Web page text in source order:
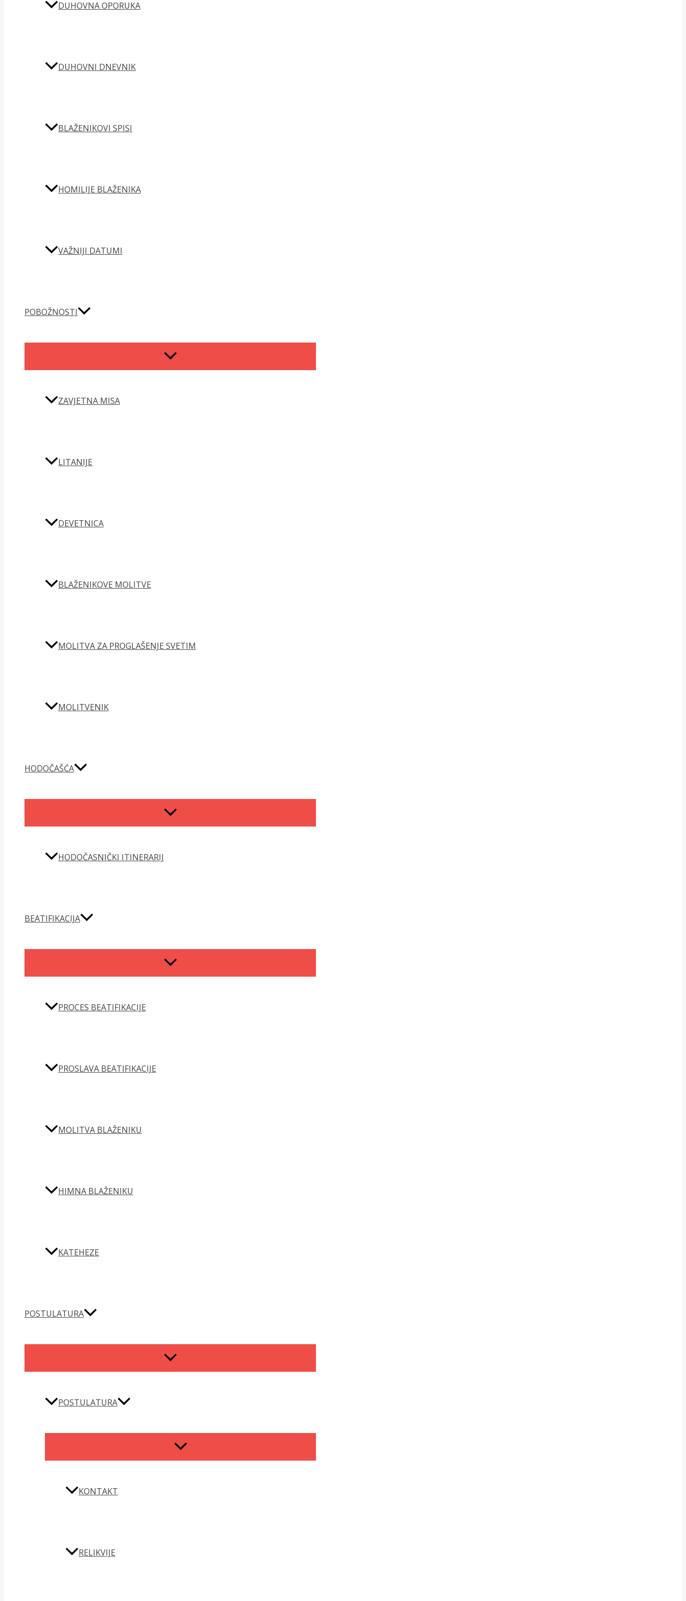
DUHOVNA OPORUKA
DUHOVNI DNEVNIK
BLAŽENIKOVI SPISI
HOMILIJE BLAŽENIKA
VAŽNIJI DATUMI
POBOŽNOSTI
MENU
TOGGLE
ZAVJETNA MISA
LITANIJE
DEVETNICA
BLAŽENIKOVE MOLITVE
MOLITVA ZA PROGLAŠENJE SVETIM
MOLITVENIK
HODOČAŠĆA
MENU
TOGGLE
HODOČASNIČKI ITINERARIJ
BEATIFIKACIJA
MENU
TOGGLE
PROCES BEATIFIKACIJE
PROSLAVA BEATIFIKACIJE
MOLITVA BLAŽENIKU
HIMNA BLAŽENIKU
KATEHEZE
POSTULATURA
MENU
TOGGLE
POSTULATURA
MENU
TOGGLE
KONTAKT
RELIKVIJE